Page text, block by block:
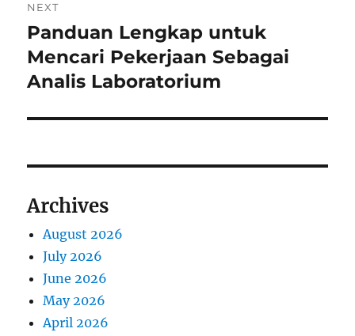
NEXT
Next
post:
Panduan Lengkap untuk
Mencari Pekerjaan Sebagai
Analis Laboratorium
Archives
August 2026
July 2026
June 2026
May 2026
April 2026